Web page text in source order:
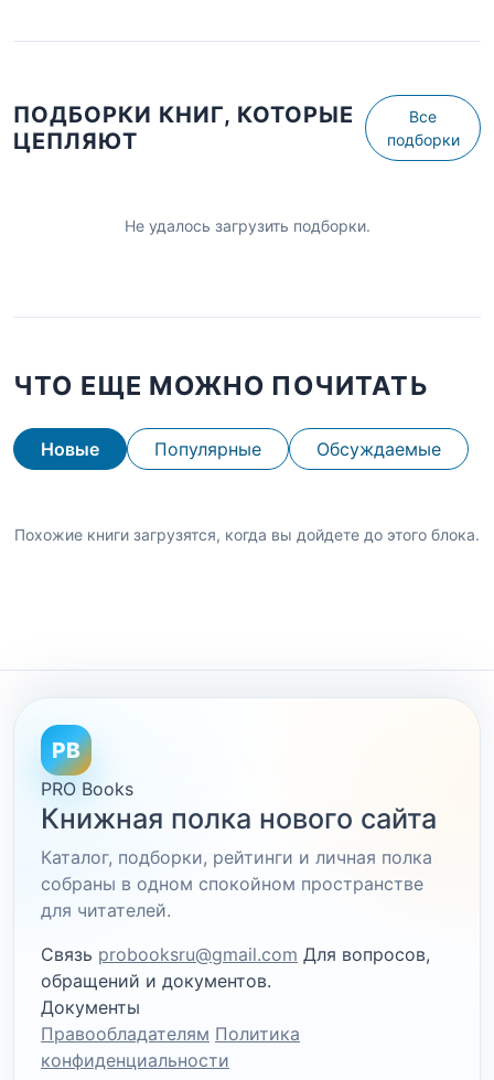
ПОДБОРКИ КНИГ, КОТОРЫЕ
ЦЕПЛЯЮТ
Все
подборки
Не удалось загрузить подборки.
ЧТО ЕЩЕ МОЖНО ПОЧИТАТЬ
Новые Популярные Обсуждаемые
Похожие книги загрузятся, когда вы дойдете до этого блока.
PB
PRO Books
Книжная полка нового сайта
Каталог, подборки, рейтинги и личная полка
собраны в одном спокойном пространстве
для читателей.
Связь probooksru@gmail.com Для вопросов,
обращений и документов.
Документы
Правообладателям Политика
конфиденциальности